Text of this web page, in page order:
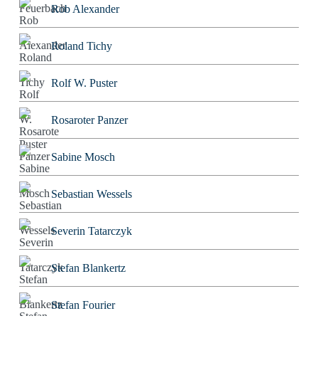
Rob Alexander
Roland Tichy
Rolf W. Puster
Rosaroter Panzer
Sabine Mosch
Sebastian Wessels
Severin Tatarczyk
Stefan Blankertz
Stefan Fourier